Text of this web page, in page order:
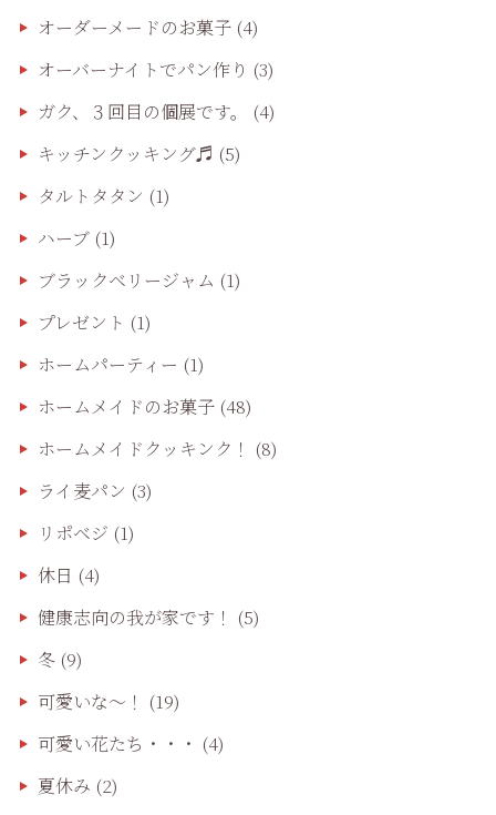
オーダーメードのお菓子(4)
オーバーナイトでパン作り (3)
ガク、３回目の個展です。
(4)
キッチンクッキング♬ (5)
タルトタタン (1)
ハーブ(1)
ブラックベリージャム (1)
プレゼント (1)
ホームパーティー (1)
ホームメイドのお菓子(48)
ホームメイドクッキンク！ (8)
ライ麦パン (3)
リポベジ (1)
休日 (4)
健康志向の我が家です！ (5)
冬(9)
可愛いな〜！ (19)
可愛い花たち・・・ (4)
夏休み (2)